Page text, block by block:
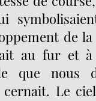
de
au fur et
que nous
cernait. Le